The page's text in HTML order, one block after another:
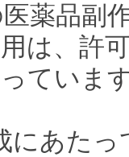
薬品副
は、許
ていま
にあた